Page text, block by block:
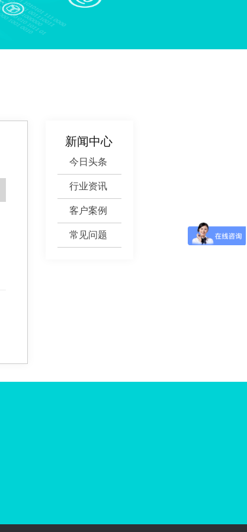
新闻中心
今日头条
行业资讯
客户案例
常见问题